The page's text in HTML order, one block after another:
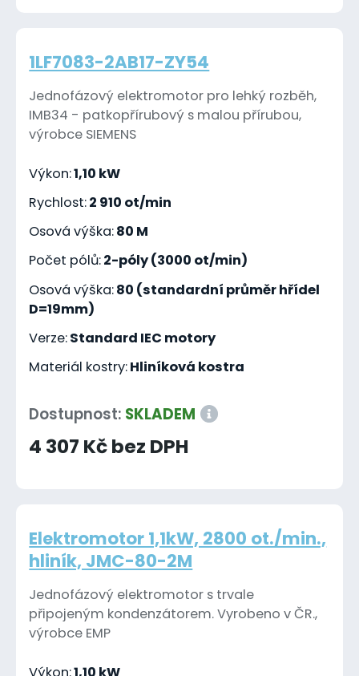
1LF7083-2AB17-ZY54
Jednofázový elektromotor pro lehký rozběh,
IMB34 - patkopřírubový s malou přírubou,
výrobce SIEMENS
Výkon:1,10 kW
Rychlost:2 910 ot/min
Osová výška:80 M
Počet pólů:2-póly (3000 ot/min)
Osová výška:80 (standardní průměr hřídel
D=19mm)
Verze:Standard IEC motory
Materiál kostry:Hliníková kostra
Dostupnost: SKLADEM
4 307 Kč bez DPH
Elektromotor 1,1kW, 2800 ot./min.,
hliník, JMC-80-2M
Jednofázový elektromotor s trvale
připojeným kondenzátorem. Vyrobeno v ČR.,
výrobce EMP
Výkon:1,10 kW